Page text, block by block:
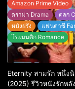
Amazon Prime Video
ดราม่า Drama
ตลก
หนังฝรั่ง
แฟนตาซี
โรแมนติก Romance
Eternity สามรัก หนึ่ง
(2025) รีวิวหนังรักหลั